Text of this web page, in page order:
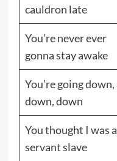
cauldron late
You’re never ever
gonna stay awake
You’re going down,
down, down
You thought I was a
servant slave